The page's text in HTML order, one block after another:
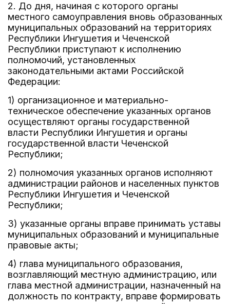
2. До дня, начиная с которого органы
местного самоуправления вновь образованных
муниципальных образований на территориях
Республики Ингушетия и Чеченской
Республики приступают к исполнению
полномочий, установленных
законодательными актами Российской
Федерации:
1) организационное и материально-
техническое обеспечение указанных органов
осуществляют органы государственной
власти Республики Ингушетия и органы
государственной власти Чеченской
Республики;
2) полномочия указанных органов исполняют
администрации районов и населенных пунктов
Республики Ингушетия и Чеченской
Республики;
3) указанные органы вправе принимать уставы
муниципальных образований и муниципальные
правовые акты;
4) глава муниципального образования,
возглавляющий местную администрацию, или
глава местной администрации, назначенный на
должность по контракту, вправе формировать